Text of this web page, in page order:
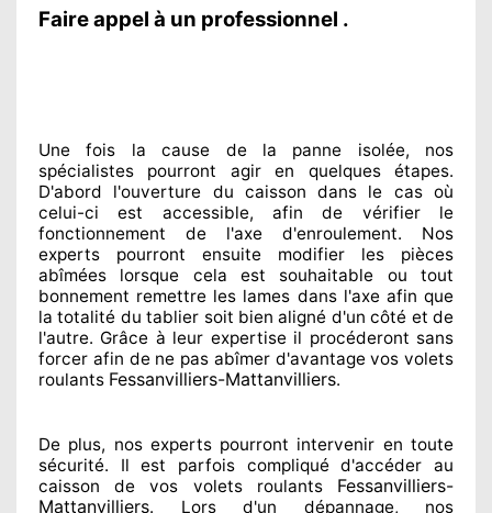
Faire appel à un professionnel .
Une fois la cause de la panne isolée, nos
spécialistes pourront agiren quelques étapes.
D'abord l'ouverture du caisson dans le cas où
celui-ci est accessible, afin de vérifier le
fonctionnement de l'axe d'enroulement. Nos
experts pourront ensuite modifier les pièces
abîmées lorsque cela est souhaitable ou tout
bonnement remettre les lames dans l'axe afin que
la totalité du tablier soit bien aligné d'un côté et de
l'autre. Grâce à leur expertiseil procéderont sans
forcer afin dene pas abîmerd'avantage vos volets
roulants Fessanvilliers-Mattanvilliers.
De plus, nos expertspourront intervenir en toute
sécurité. Il est parfois compliquéd'accéder au
caisson de vos volets roulants Fessanvilliers-
Mattanvilliers. Lors d'un dépannage, nos